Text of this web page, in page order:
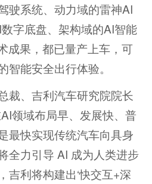
驶系统、动力域的雷神AI
字底盘、架构域的AI智能
成果，都已量产上车，可
智能安全出行体验。
、吉利汽车研究院院长
领域布局早、发展快、普
最快实现传统汽车向具身
全力引导 AI 成为人类进步
吉利将构建出‘快交互+深